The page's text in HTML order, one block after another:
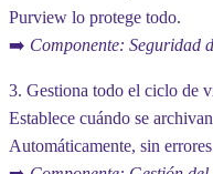
Purview lo protege todo.
➡️ Componente: Seguridad
3. Gestiona todo el ciclo de
Establece cuándo se
Automáticamente, sin